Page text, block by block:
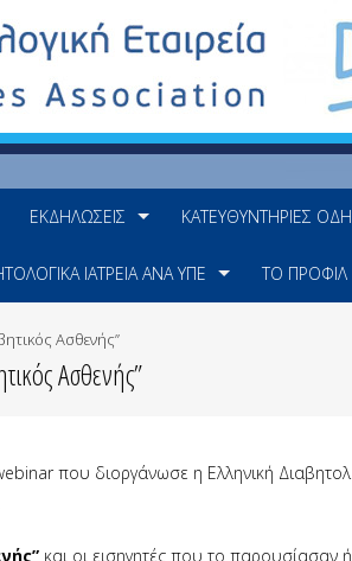
ΕΚΔΗΛΏΣΕΙΣ ΚΑΤΕΥΘΥΝΤΉΡΙΕΣ
ΙΑΤΡΕΊΑ ΑΝΆ ΥΠΕ ΤΟ
Ασθενής”
Ασθενής”
που διοργάνωσε η Ελληνική
και οι εισηγητές που το παρουσίασαν